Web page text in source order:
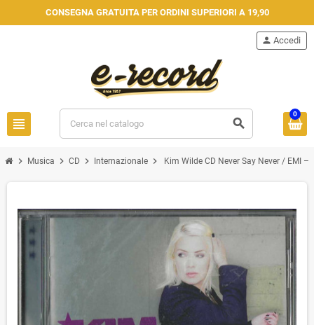
CONSEGNA GRATUITA PER ORDINI SUPERIORI A 19,90
view_headline search
person Accedi
0
chevron_right Musica chevron_right CD chevron_right Internazionale chevron_right Kim Wilde CD Never Say Never / EMI